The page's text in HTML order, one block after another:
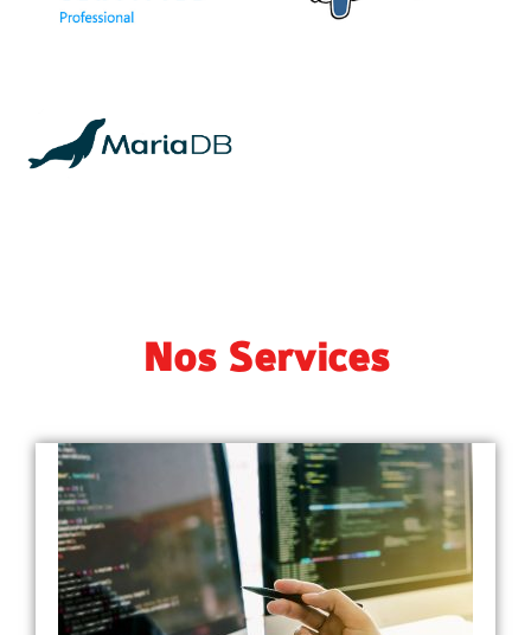
Nos Services